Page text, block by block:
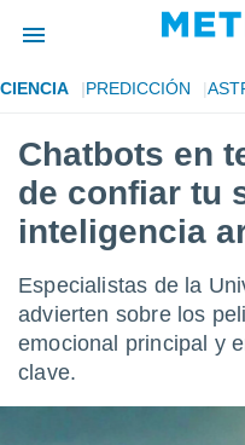
de
por
para
la
calidad.
a este
las
CIENCIA PREDICCIÓN
Chatbots en
de confiar tu
inteligencia
Especialistas de la
advierten sobre los
emocional principal y
clave.